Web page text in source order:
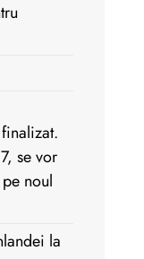
se vor
noul
la